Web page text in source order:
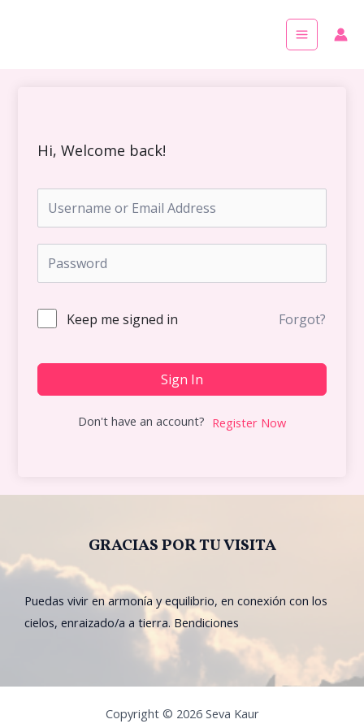
Main
Menu
Hi, Welcome back!
Keep me signed in Forgot?
Sign In
Don't have an account? Register Now
GRACIAS POR TU VISITA
Puedas vivir en armonía y equilibrio, en conexión con los
cielos, enraizado/a a tierra. Bendiciones
Copyright © 2026 Seva Kaur